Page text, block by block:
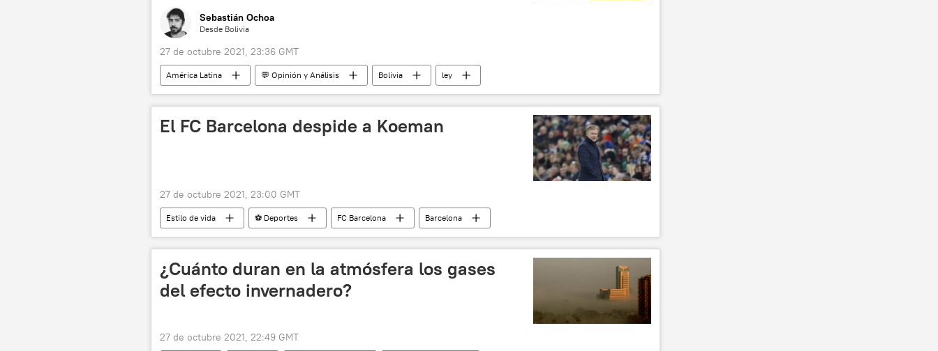
Sebastián Ochoa
Desde Bolivia
27 de octubre 2021, 23:36 GMT
América Latina 💬 Opinión y Análisis Bolivia
ley
Movimiento Al Socialismo (MAS)
Héctor Arce
El FC Barcelona despide a Koeman
27 de octubre 2021, 23:00 GMT
Estilo de vida ⚽ Deportes FC Barcelona Barcelona
¿Cuánto duran en la atmósfera los gases
del efecto invernadero?
27 de octubre 2021, 22:49 GMT